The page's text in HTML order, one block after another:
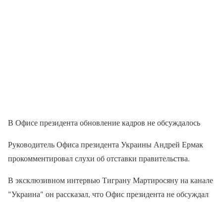
В Офисе президента обновление кадров не обсуждалось
Руководитель Офиса президента Украины Андрей Ермак
прокомментировал слухи об отставки правительства.
В эксклюзивном интервью Тиграну Мартиросяну на канале
"Украина" он рассказал, что Офис президента не обсуждал